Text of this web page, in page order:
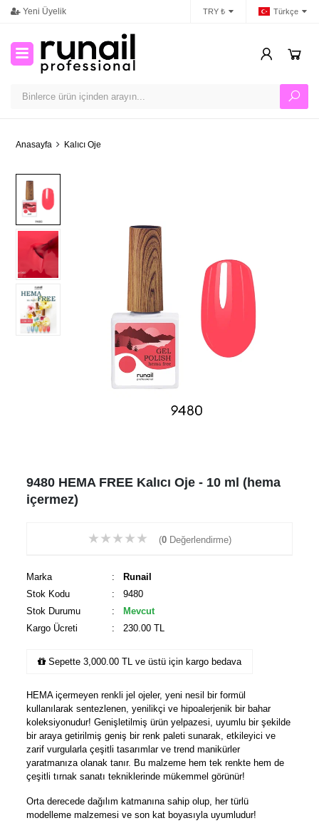
Yeni Üyelik TRY ₺ Türkçe
Anasayfa Kalıcı Oje
9480 HEMA FREE Kalıcı Oje - 10 ml (hema
içermez)
★★★★★ (0 Değerlendirme)
Marka :
Runail
Stok Kodu
: 9480
Stok Durumu
:
Mevcut
Kargo Ücreti
: 230.00 TL
Sepette 3,000.00 TL ve üstü için kargo bedava
HEMA içermeyen renkli jel ojeler, yeni nesil bir formül
kullanılarak sentezlenen, yenilikçi ve hipoalerjenik bir bahar
koleksiyonudur! Genişletilmiş ürün yelpazesi, uyumlu bir şekilde
bir araya getirilmiş geniş bir renk paleti sunarak, etkileyici ve
zarif vurgularla çeşitli tasarımlar ve trend manikürler
yaratmanıza olanak tanır. Bu malzeme hem tek renkte hem de
çeşitli tırnak sanatı tekniklerinde mükemmel görünür!
Orta derecede dağılım katmanına sahip olup, her türlü
modelleme malzemesi ve son kat boyasıyla uyumludur!